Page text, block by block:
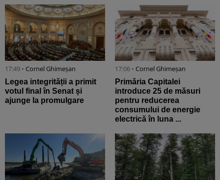
17:49 • Cornel Ghimeșan
Legea integrității a primit
votul final în Senat și
ajunge la promulgare
17:06 • Cornel Ghimeșan
Primăria Capitalei
introduce 25 de măsuri
pentru reducerea
consumului de energie
electrică în luna ...